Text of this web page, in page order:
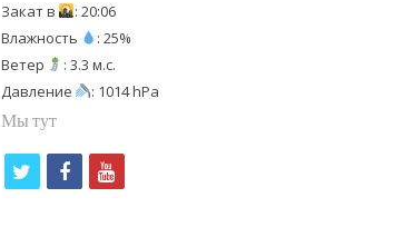
Закат в
: 20:06
Влажность
: 25%
Ветер
: 3.3 м.с.
Давление
: 1014 hPa
Мы тут
f
y